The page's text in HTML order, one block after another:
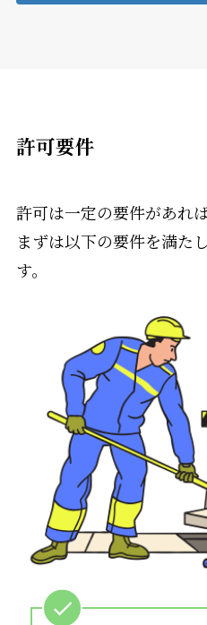
許可要件
許可は一定の要件があれ
まずは以下の要件を満た
す。